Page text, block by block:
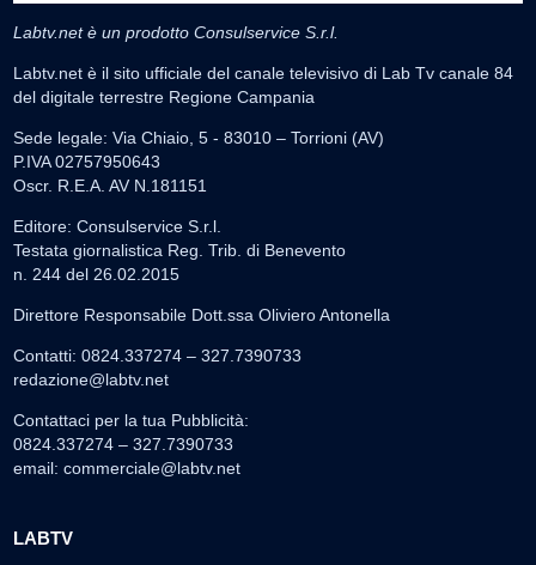
Labtv.net è un prodotto Consulservice S.r.l.
Labtv.net è il sito ufficiale del canale televisivo di Lab Tv canale 84
del digitale terrestre Regione Campania
Sede legale: Via Chiaio, 5 - 83010 – Torrioni (AV)
P.IVA 02757950643
Oscr. R.E.A. AV N.181151
Editore: Consulservice S.r.l.
Testata giornalistica Reg. Trib. di Benevento
n. 244 del 26.02.2015
Direttore Responsabile Dott.ssa Oliviero Antonella
Contatti: 0824.337274 – 327.7390733
redazione@labtv.net
Contattaci per la tua Pubblicità:
0824.337274 – 327.7390733
email: commerciale@labtv.net
LABTV